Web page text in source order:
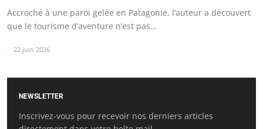
Accroché à une paroi gelée en Patagonie, l’auteur a découvert
que le tourisme d’aventure n’est pas…
22 juin 2026
NEWSLETTER
Inscrivez-vous pour recevoir nos derniers articles